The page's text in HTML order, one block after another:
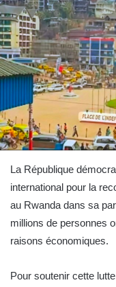
La République
international pour la
au Rwanda dans sa
millions de personnes
raisons économiques.
Pour soutenir cette